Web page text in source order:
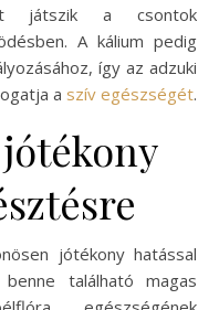
játszik a csontok
A kálium pedig
így az adzuki
a szív egészségét.
jótékony hatással
található magas